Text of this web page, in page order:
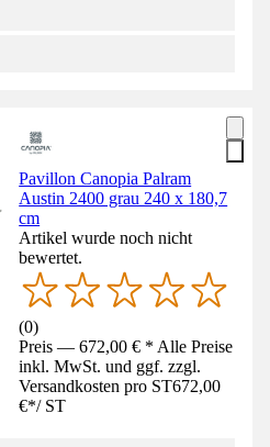
Pavillon Canopia Palram
Austin 2400 grau 240 x 180,7
cm
Artikel wurde noch nicht
bewertet.
(0)
Preis — 672,00 € * Alle Preise
inkl. MwSt. und ggf. zzgl.
Versandkosten pro ST672,00
€*/ ST